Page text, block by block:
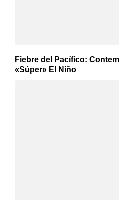
Fiebre del Pacífico:
«Súper» El Niño